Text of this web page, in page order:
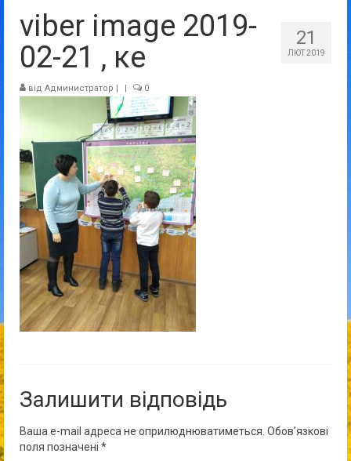
Про школу
Дошка оголошень
Батькам та учням
Прозорість та відкритість
21
ЛЮТ 2019
viber image 2019-
02-21 , ке
від Администратор | | 0
Залишити відповідь
Ваша e-mail адреса не оприлюднюватиметься. Обов’язкові
поля позначені *